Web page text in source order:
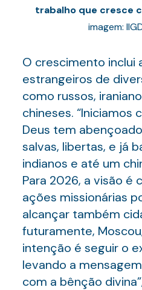
trabalho que cresce
imagem:
O crescimento inclui
estrangeiros de
como russos,
chineses. “Iniciamos
Deus tem
salvas, libertas, e já
indianos e até um
Para 2026, a visão é
ações missionárias
alcançar também
futuramente,
intenção é seguir o
levando a
com a bênção